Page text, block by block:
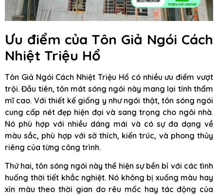
Ưu điểm của Tôn Giả Ngói Cách
Nhiệt Triệu Hổ
Tôn Giả Ngói Cách Nhiệt Triệu Hổ có nhiều ưu điểm vượt
trội. Đầu tiên, tôn mát sóng ngói này mang lại tính thẩm
mĩ cao. Với thiết kế giống y như ngói thật, tôn sóng ngói
cung cấp nét đẹp hiện đại và sang trọng cho ngôi nhà.
Nó phù hợp với nhiều dáng mái và có sự đa dạng về
màu sắc, phù hợp với sở thích, kiến trúc, và phong thủy
riêng của từng công trình.
Thứ hai, tôn sóng ngói này thể hiện sự bền bỉ với các tình
huống thời tiết khắc nghiệt. Nó không bị xuống màu hay
xỉn màu theo thời gian do rêu mốc hay tác động của